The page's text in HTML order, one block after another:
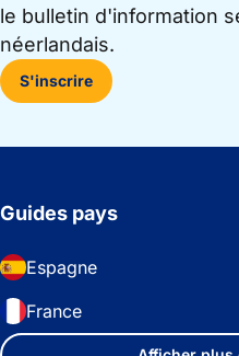
le bulletin d'information
néerlandais.
S'inscrire
Guides pays
Espagne
France